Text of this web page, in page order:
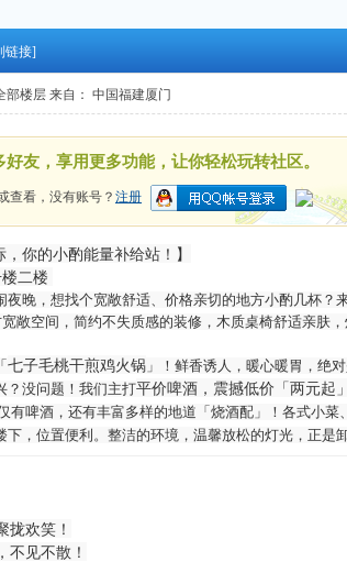
链接]
部楼层 来自： 中国福建厦门
友，享用更多功能，让你轻松玩转社区。
查看，没有账号？ 注册
你的小酌能量补给站！】
二楼
晚，想找个宽敞舒适、价格亲切的地方小酌几杯？
敞空间，简约不失质感的装修，木质桌椅舒适亲肤
七子毛桃干煎鸡火锅 」！鲜香诱人，暖心暖胃，绝
？没问题！我们主打平价啤酒，震撼低价「两元起」
有啤酒，还有丰富多样的地道「烧酒配」！各式小菜
下，位置便利 。整洁的环境，温馨放松的灯光，正是
拢欢笑！
不见不散！